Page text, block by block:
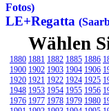
Fotos)
LE+Regatta
Wählen
1880 1881 1882 1885 1886
1900 1902 1903 1904 1906
1920 1921 1922 1924 1925
1948 1953 1954 1955 1956
1976 1977 1978 1979 1980